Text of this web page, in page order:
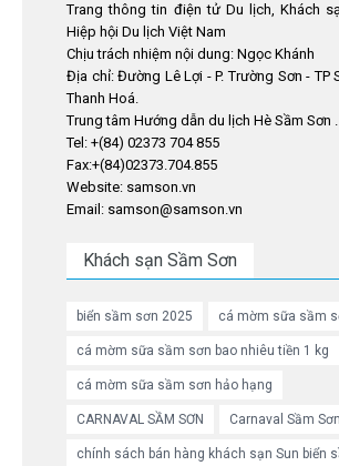
Trang thông tin điện tử Du lịch, Khách
Hiệp hội Du lịch Việt Nam
Chịu trách nhiệm nội dung: Ngọc Khánh
Địa chỉ: Đường Lê Lợi - P. Trường Sơn - TP
Thanh Hoá.
Trung tâm Hướng dẫn du lịch Hè Sầm Sơn .
Tel: +(84) 02373 704 855
Fax:+(84)02373.704.855
Website: samson.vn
Email: samson@samson.vn
Khách sạn Sầm Sơn
biển sầm sơn 2025 cá mờm sữa sầm
cá mờm sữa sầm sơn bao nhiêu tiền 1 kg
cá mờm sữa sầm sơn hảo hạng
CARNAVAL SẦM SƠN Carnaval Sầm
chính sách bán hàng khách sạn Sun biển